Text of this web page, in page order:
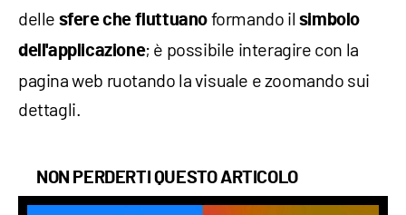
delle sfere che fluttuano formando il simbolo
dell'applicazione; è possibile interagire con la
pagina web ruotando la visuale e zoomando sui
dettagli.
NON PERDERTI QUESTO ARTICOLO